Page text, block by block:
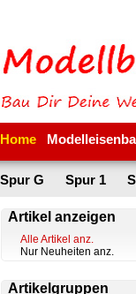
Home
Spur G Spur 1
Artikel anzeigen
Alle Artikel anz.
Nur Neuheiten anz.
Artikelgruppen